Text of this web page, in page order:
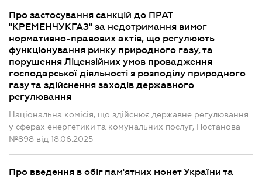
Про застосування санкцій до ПРАТ
"КРЕМЕНЧУКГАЗ" за недотримання вимог
нормативно-правових актів, що регулюють
функціонування ринку природного газу, та
порушення Ліцензійних умов провадження
господарської діяльності з розподілу природного
газу та здійснення заходів державного
регулювання
Національна комісія, що здійснює державне регулювання
у сферах енергетики та комунальних послуг, Постанова
№898 від 18.06.2025
Про введення в обіг пам'ятних монет України та